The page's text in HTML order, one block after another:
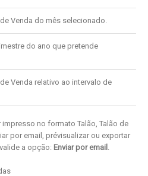
Venda do mês selecionado.
do ano que pretende
Venda relativo ao intervalo de
no formato Talão, Talão de
por email, prévisualizar ou exportar
a opção: Enviar por email .